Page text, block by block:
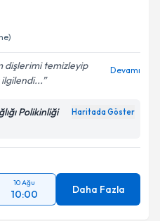
dişlerimi temizleyip
ilgilendi...
Devamı
Polikinliği Haritada Göster
10 Ağu
10:00 Daha Fazla